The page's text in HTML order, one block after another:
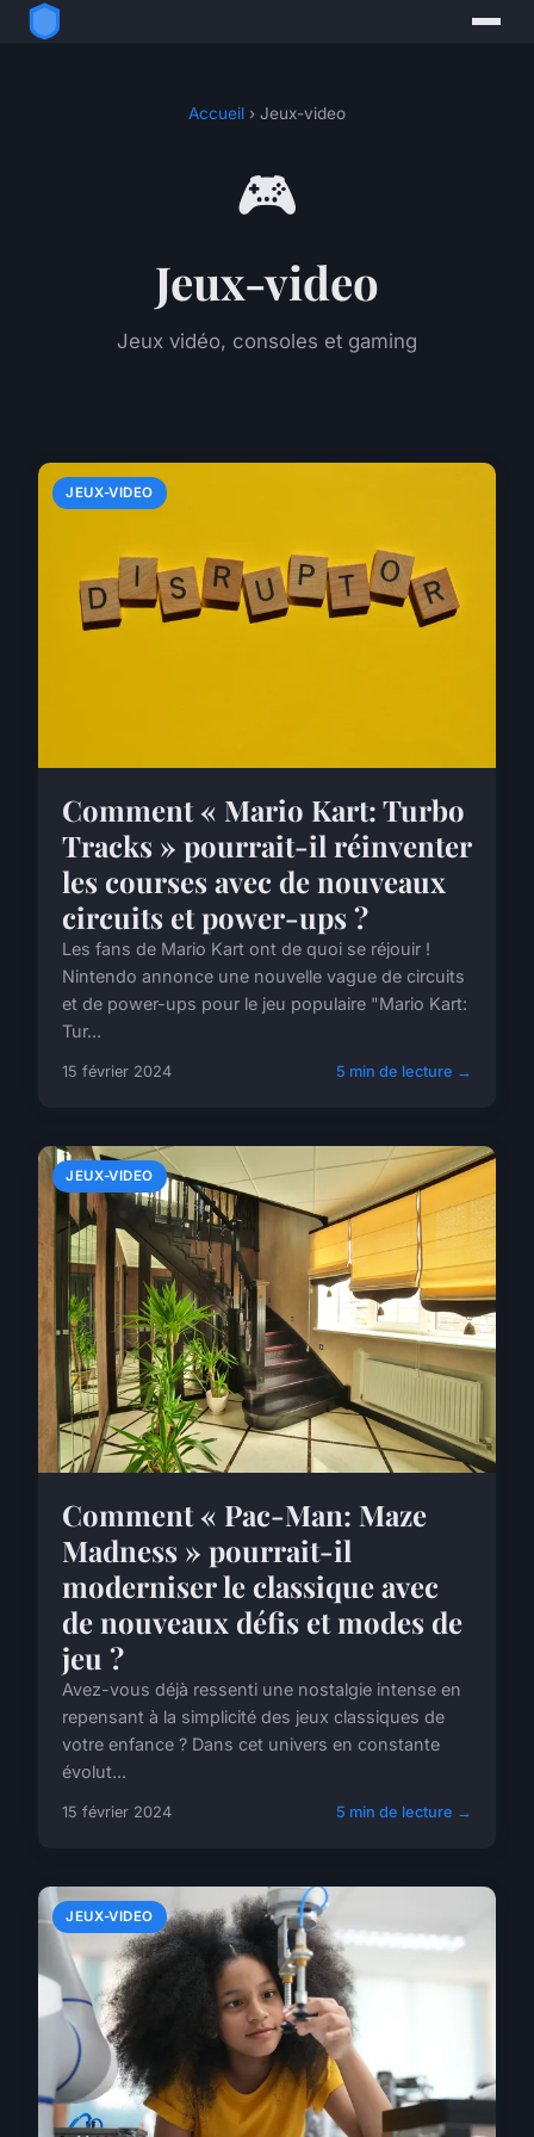
Accueil › Jeux-video
🎮
Jeux-video
Jeux vidéo, consoles et gaming
JEUX-VIDEO
Comment « Mario Kart: Turbo
Tracks » pourrait-il réinventer
les courses avec de nouveaux
circuits et power-ups ?
Les fans de Mario Kart ont de quoi se réjouir !
Nintendo annonce une nouvelle vague de circuits
et de power-ups pour le jeu populaire "Mario Kart:
Tur...
15 février 2024 5 min de lecture →
JEUX-VIDEO
Comment « Pac-Man: Maze
Madness » pourrait-il
moderniser le classique avec
de nouveaux défis et modes de
jeu ?
Avez-vous déjà ressenti une nostalgie intense en
repensant à la simplicité des jeux classiques de
votre enfance ? Dans cet univers en constante
évolut...
15 février 2024 5 min de lecture →
JEUX-VIDEO